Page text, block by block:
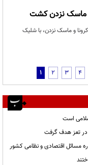
ماسک نزدن کشت
و ماسک نزدن، با شلیک
1 2 3 4
است
در تعز هدف گرفت
مسائل اقتصادی و نظامی کشور